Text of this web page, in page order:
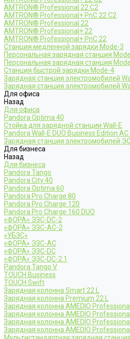
AMTRON® Professional 22 C2
AMTRON® Professional+ PnC 22 C2
AMTRON® Professional 22
AMTRON® Professional+ 22
AMTRON® Professional+ PnC 22
Станция медленной зарядки Mode-3
Персональная зарядная станция
Персональная зарядная станция
Станция быстрой зарядки Mode-4
Зарядная станция электромобилей
Зарядная станция электромобилей
Для офиса
Назад
Для офиса
Pandora Optima 40
Стойка для зарядной станции Wall-E
Pandora Wall-E DUO Business Edition
Зарядная станция электромобилей
Для бизнеса
Назад
Для бизнеса
Pandora Tango
Pandora City 40
Pandora Optima 60
Pandora Pro Charge 80
Pandora Pro Charge 120
Pandora Pro Charge 160 DUO
«ФОРА» ЭЗС-DC-2
«ФОРА» ЭЗС-AC-2
«УБЗС»
«ФОРА» ЭЗС-AC
«ФОРА» ЭЗС-DC
«ФОРА» ЭЗС-DC-2.1
Pandora Tango V
TOUCH Business
TOUCH Swift
Зарядная колонна Smart 22 L
Зарядная колонна Premium 22 L
Зарядная колонна AMEDIO
Зарядная колонна AMEDIO
Зарядная колонна AMEDIO
Зарядная колонна AMEDIO